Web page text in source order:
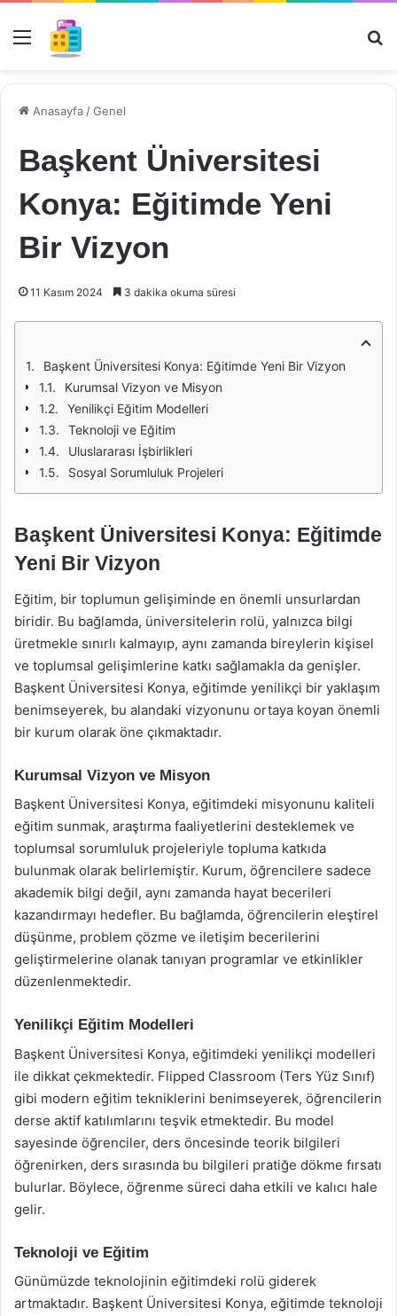
Menü
Anasayfa /Genel
Başkent Üniversitesi
Konya: Eğitimde Yeni
Bir Vizyon
11 Kasım 2024 3 dakika okuma süresi
Başkent Üniversitesi Konya: Eğitimde Yeni Bir Vizyon
Kurumsal Vizyon ve Misyon
Yenilikçi Eğitim Modelleri
Teknoloji ve Eğitim
Uluslararası İşbirlikleri
Sosyal Sorumluluk Projeleri
Başkent Üniversitesi Konya: Eğitimde
Yeni Bir Vizyon
Eğitim, bir toplumun gelişiminde en önemli unsurlardan
biridir. Bu bağlamda, üniversitelerin rolü, yalnızca bilgi
üretmekle sınırlı kalmayıp, aynı zamanda bireylerin kişisel
ve toplumsal gelişimlerine katkı sağlamakla da genişler.
Başkent Üniversitesi Konya, eğitimde yenilikçi bir yaklaşım
benimseyerek, bu alandaki vizyonunu ortaya koyan önemli
bir kurum olarak öne çıkmaktadır.
Kurumsal Vizyon ve Misyon
Başkent Üniversitesi Konya, eğitimdeki misyonunu kaliteli
eğitim sunmak, araştırma faaliyetlerini desteklemek ve
toplumsal sorumluluk projeleriyle topluma katkıda
bulunmak olarak belirlemiştir. Kurum, öğrencilere sadece
akademik bilgi değil, aynı zamanda hayat becerileri
kazandırmayı hedefler. Bu bağlamda, öğrencilerin eleştirel
düşünme, problem çözme ve iletişim becerilerini
geliştirmelerine olanak tanıyan programlar ve etkinlikler
düzenlenmektedir.
Yenilikçi Eğitim Modelleri
Başkent Üniversitesi Konya, eğitimdeki yenilikçi modelleri
ile dikkat çekmektedir. Flipped Classroom (Ters Yüz Sınıf)
gibi modern eğitim tekniklerini benimseyerek, öğrencilerin
derse aktif katılımlarını teşvik etmektedir. Bu model
sayesinde öğrenciler, ders öncesinde teorik bilgileri
öğrenirken, ders sırasında bu bilgileri pratiğe dökme fırsatı
bulurlar. Böylece, öğrenme süreci daha etkili ve kalıcı hale
gelir.
Teknoloji ve Eğitim
Günümüzde teknolojinin eğitimdeki rolü giderek
artmaktadır. Başkent Üniversitesi Konya, eğitimde teknoloji